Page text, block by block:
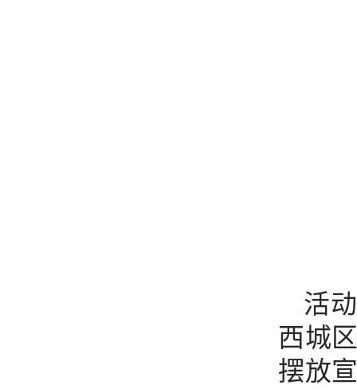
活
西城
摆放